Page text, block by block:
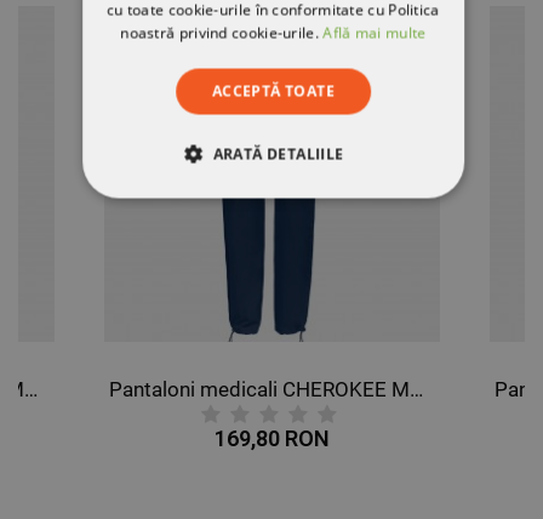
Pantaloni medicali CHEROKEE MR CARGO VIȘINIU WWE4005 Pantaloni medicali CHEROKEE MR CARGO ALBASTRU ÎNCHIS WWE4005
169,80 RON
cu toate cookie-urile în conformitate cu Politica
noastră privind cookie-urile.Află mai multe
ACCEPTĂ TOATE
ARATĂ DETALIILE
STRICT NECESARE
DE PERFORMANȚĂ
DE TARGETARE
DE FUNCŢIONALITATE
NECLASIFICATE